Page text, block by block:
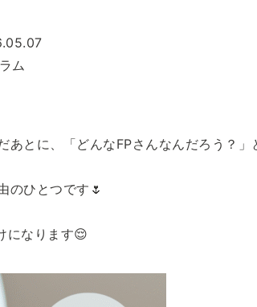
ム
あとに、「どんなFPさんなんだろう？
のひとつです🌷
になります😌